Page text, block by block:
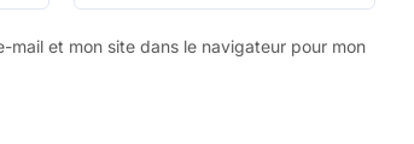
mail et mon site dans le navigateur pour mon